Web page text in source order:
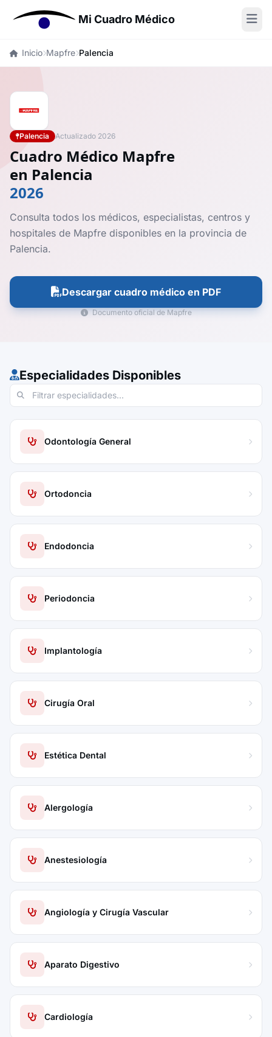
Mi Cuadro Médico
Inicio Mapfre Palencia
Palencia Actualizado 2026
Cuadro Médico Mapfre
en Palencia
2026
Consulta todos los médicos, especialistas, centros y
hospitales de Mapfre disponibles en la provincia de
Palencia.
Descargar cuadro médico en PDF
Documento oficial de Mapfre
Especialidades Disponibles
Odontología General
Ortodoncia
Endodoncia
Periodoncia
Implantología
Cirugía Oral
Estética Dental
Alergología
Anestesiología
Angiología y Cirugía Vascular
Aparato Digestivo
Cardiología